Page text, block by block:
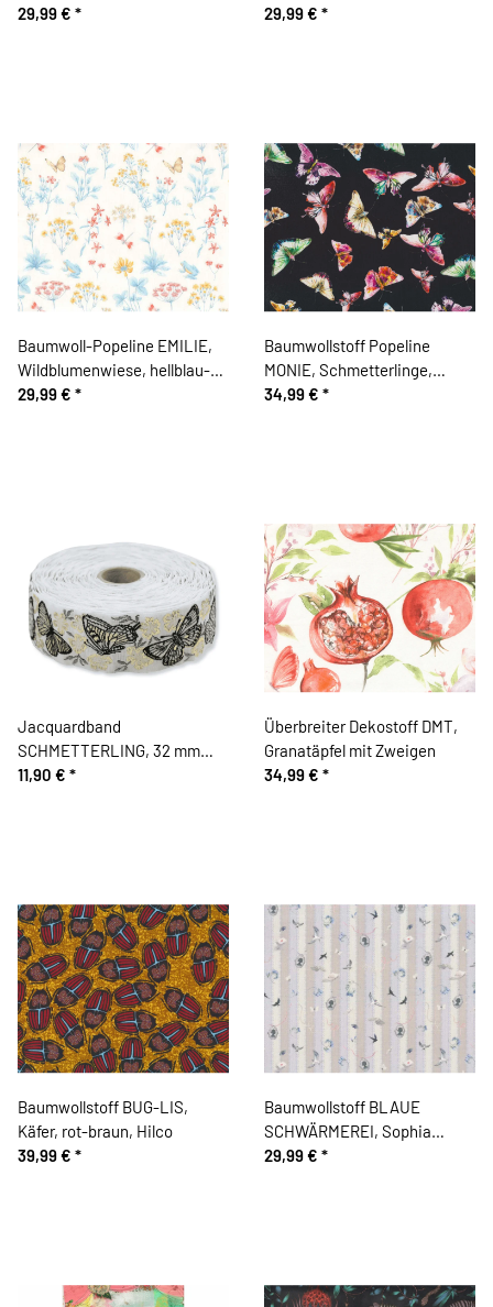
Acufactum
29,99 € * wollweiß-hellblau, Hilco
29,99 € *
Baumwoll-Popeline EMILIE,
Wildblumenwiese, hellblau-
gelb, Hilco
29,99 € *
Baumwollstoff Popeline
MONIE, Schmetterlinge,
schwarz, Hilco
34,99 € *
Jacquardband
SCHMETTERLING, 32 mm
breit, weiß-gold, Kafka
11,90 € *
Überbreiter Dekostoff DMT,
Granatäpfel mit Zweigen
34,99 € *
Baumwollstoff BUG-LIS,
Käfer, rot-braun, Hilco
39,99 € *
Baumwollstoff BLAUE
SCHWÄRMEREI, Sophia
Drescher, Acufactum
29,99 € *